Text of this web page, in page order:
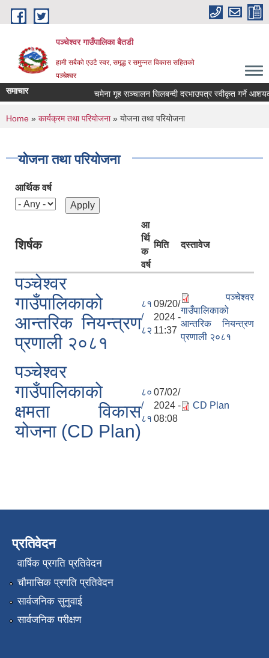
Skip to main content
पञ्चेश्वर गाउँपालिका बैतडी
हामी सबैको एउटै स्वर, समृद्ध र समुन्नत विकास सहितको
पञ्चेश्वर
समाचार चमेना गृह सञ्‍चालन सिलबन्दी दरभाउपत्र स्वीकृत गर्ने
You are here
Home » कार्यक्रम तथा परियोजना» योजना तथा परियोजना
योजना तथा परियोजना
आर्थिक वर्ष
शिर्षक
आ
र्थि
क
वर्ष
मिति दस्तावेज
पञ्चेश्वर
गाउँपालिकाको
आन्तरिक नियन्त्रण
प्रणाली २०८१
८१
/
८२
09/20/
2024 -
11:37
पञ्चेश्वर
गाउँपालिकाको
आन्तरिक नियन्त्रण
प्रणाली २०८१
पञ्चेश्वर
गाउँपालिकाको
क्षमता विकास
योजना (CD Plan)
८०
/
८१
07/02/
2024 -
08:08
CD Plan
प्रतिवेदन
वार्षिक प्रगति प्रतिवेदन
चौमासिक प्रगति प्रतिवेदन
सार्वजनिक सुनुवाई
सार्वजनिक परीक्षण